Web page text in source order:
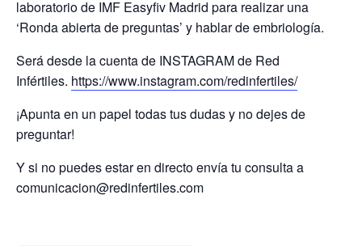
laboratorio de IMF Easyfiv Madrid para realizar una
‘Ronda abierta de preguntas’ y hablar de embriología.
Será desde la cuenta de INSTAGRAMde Red
Infértiles. https://www.instagram.com/redinfertiles/
¡Apunta en un papel todas tus dudas y no dejes de
preguntar!
Y si no puedes estar en directo envía tu consulta a
comunicacion@redinfertiles.com